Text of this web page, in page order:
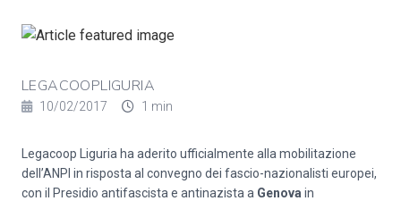
LEGACOOPLIGURIA
10/02/2017 1 min
Legacoop Liguria ha aderito ufficialmente alla mobilitazione
dell’ANPI in risposta al convegno dei fascio-nazionalisti europei,
con il Presidio antifascista e antinazista a Genova in